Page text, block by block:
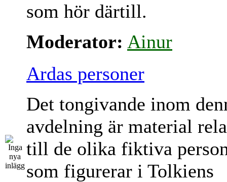
som hör därtill.
Moderator: Ainur
Ardas personer
Det tongivande inom
avdelning är material
till de olika fiktiva
som figurerar i Tolkiens